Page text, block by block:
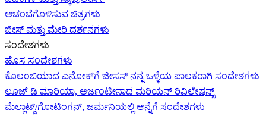
ಅಚಂಬೆಗೊಳಿಸುವ ಚಿತ್ರಗಳು
ಜೀಸ್‌ ಮತ್ತು ಮೇರಿ ದರ್ಶನಗಳು
ಸಂದೇಶಗಳು
ಹೊಸ ಸಂದೇಶಗಳು
ಕೊಲಂಬಿಯಾದ ಎನೋಕ್‍ಗೆ ಜೀಸಸ್ ನನ್ನ ಒಳ್ಳೆಯ ಪಾಲಕರಾಗಿ ಸಂದೇಶಗಳು
ಲೂಜ್ ಡಿ ಮಾರಿಯಾ, ಅರ್ಜಂಟೀನಾದ ಮರಿಯನ್ ರಿವಿಲೇಷನ್ಸ್
ಮೆಲ್ಲಾಟ್ಜ್/ಗೋಟಿಂಗನ್, ಜರ್ಮನಿಯಲ್ಲಿ ಆನ್ನೆಗೆ ಸಂದೇಶಗಳು